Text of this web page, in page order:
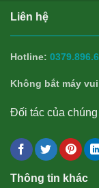
Liên hệ
Hotline:
Không bắt máy
Đối tác của chúng
Thông tin khác